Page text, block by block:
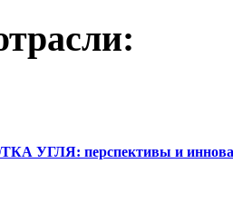
УГЛЯ: перспективы и